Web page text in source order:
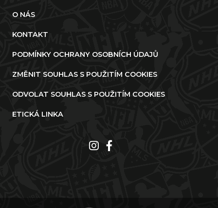
O NÁS
KONTAKT
PODMÍNKY OCHRANY OSOBNÍCH ÚDAJŮ
ZMĚNIT SOUHLAS S POUŽITÍM COOKIES
ODVOLAT SOUHLAS S POUŽITÍM COOKIES
ETICKÁ LINKA